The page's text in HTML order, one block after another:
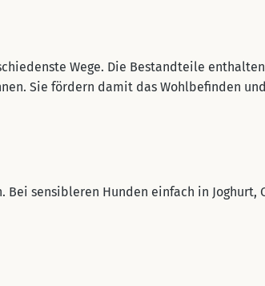
Wege. Die Bestandteile
Sie fördern damit das Wohlbefinden
sensibleren Hunden einfach in Joghurt,